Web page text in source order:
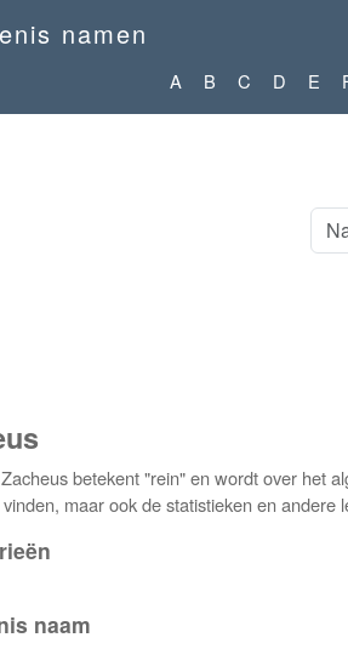
namen
A B C D E
betekent "rein" en wordt over het
maar ook de statistieken en andere
naam